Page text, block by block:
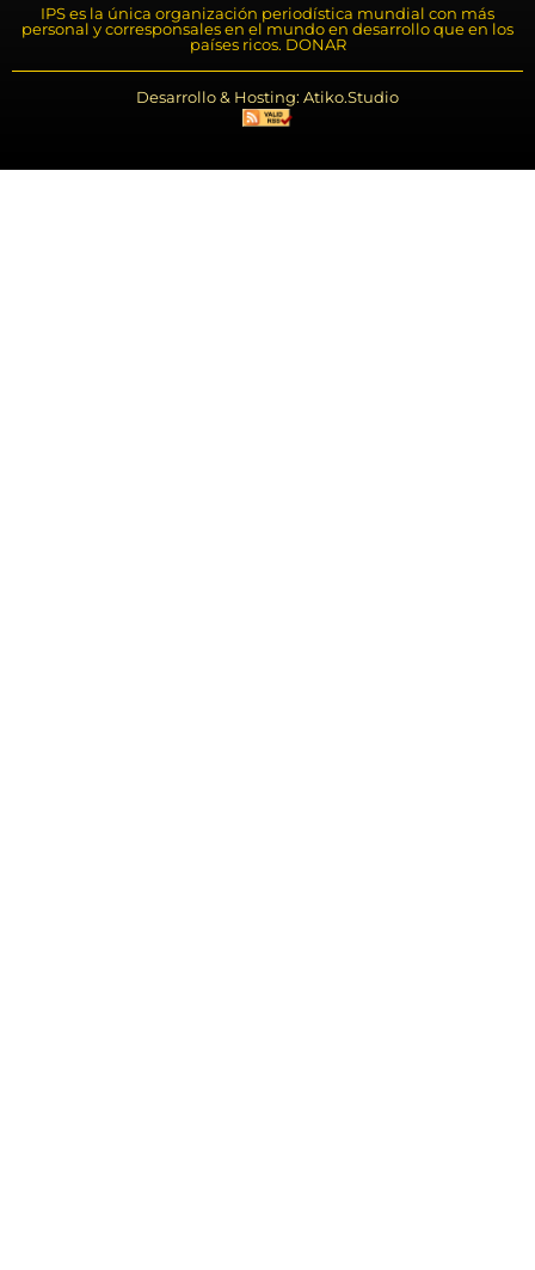
IPS es la única organización periodística mundial con más
personal y corresponsales en el mundo en desarrollo que en los
países ricos. DONAR
Desarrollo & Hosting: Atiko.Studio